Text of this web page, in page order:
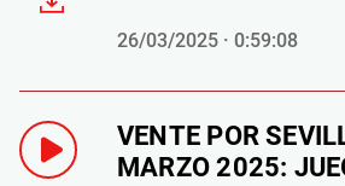
26/03/2025 · 0:59:08
VENTE POR
MARZO 2025: